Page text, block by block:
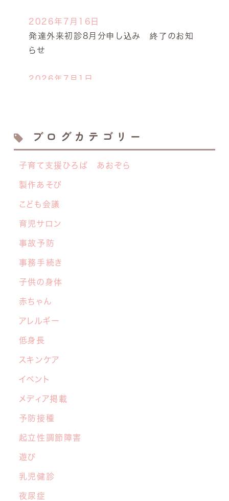
2026年7月16日
発達外来初診8月分申し込み 終了のお知
らせ
2026年7月1日
離乳食サロン７月の開催日決定しました！
2026年6月19日
【NEW】 離乳食サロン開催のお知らせ
2026年6月8日
中学生の交流グループ「てらこや」のご案内
【子育てこころのヒント講座】６月開催の
お知らせ
マイナ保険証と医療証のご利用について
2026年3月10日
ぞらフェス
ブログカテゴリー
子育て支援ひろば あおぞら
製作あそび
こども会議
育児サロン
事故予防
事務手続き
子供の身体
赤ちゃん
アレルギー
低身長
スキンケア
イベント
メディア掲載
予防接種
起立性調節障害
遊び
乳児健診
夜尿症